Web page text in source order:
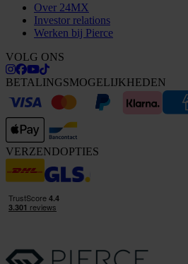
Over 24MX
Investor relations
Werken bij Pierce
VOLG ONS
BETALINGSMOGELIJKHEDEN
VERZENDOPTIES